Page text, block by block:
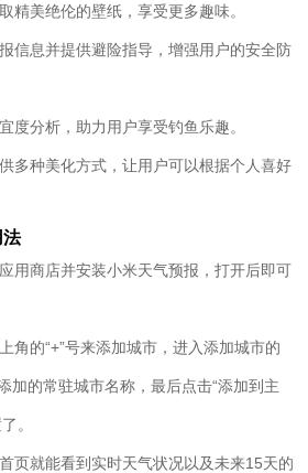
精美绝伦的壁纸，享受更多趣味。
信息并提供避险指导，增强用户的安全防
度分析，助力用户享受钓鱼乐趣。
多种美化方式，让用户可以根据个人喜好
法
用商店并安装小米天气预报，打开后即可
角的“+”号来添加城市，进入添加城市的
加的常驻城市名称，最后点击“添加到主
。
页就能看到实时天气状况以及未来15天的